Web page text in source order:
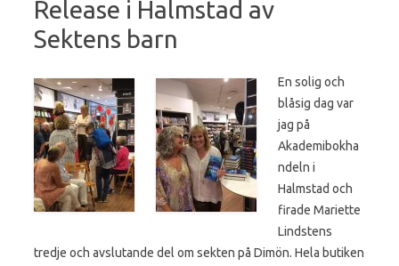
Release i Halmstad av
Sektens barn
En solig och
blåsig dag var
jag på
Akademibokha
ndeln i
Halmstad och
firade Mariette
Lindstens
tredje och avslutande del om sekten på Dimön. Hela butiken